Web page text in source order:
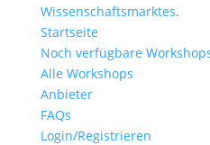
Wissenschaftsmarktes.
Startseite
Noch verfügbare
Alle Workshops
Anbieter
FAQs
Login/Registrieren